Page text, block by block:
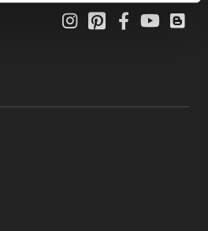
InstagramPinterestFacebookYouTube